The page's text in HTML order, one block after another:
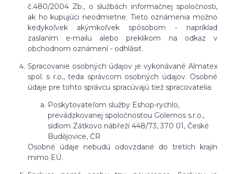
č.480/2004 Zb., o službách informačnej spoločnosti,
ak ho kupujúci neodmietne. Tieto oznámenia možno
kedykoľvek akýmkoľvek spôsobom - napríklad
zaslaním e-mailu alebo preklikom na odkaz v
obchodnom oznámení - odhlásiť.
Spracovanie osobných údajov je vykonávané Almatex
spol. s r.o., teda správcom osobných údajov. Osobné
údaje pre tohto správcu spracúvajú tiež spracovatelia:
Poskytovateľom služby Eshop-rychlo,
prevádzkovanej spoločnosťou Golemos s.r.o.,
sídlom Zátkovo nábřeží 448/73, 370 01, České
Budějovice, ČR
Osobné údaje nebudú odovzdané do tretích krajín
mimo EÚ.